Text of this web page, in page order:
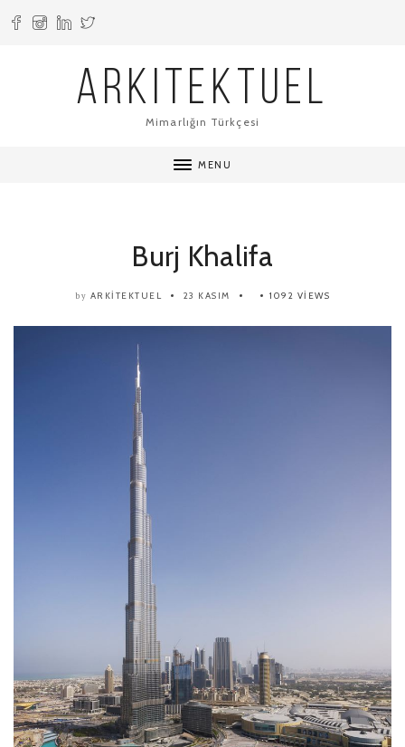
ARKITEKTUEL
Mimarlığın Türkçesi
MENU
Burj Khalifa
by ARKITEKTUEL 23 KASIM 1092 VIEWS